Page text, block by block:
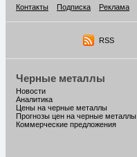
Контакты
Подписка Реклама
RSS
Черные металлы
Новости
Аналитика
Цены на черные металлы
Прогнозы цен на черные металлы
Коммерческие предложения